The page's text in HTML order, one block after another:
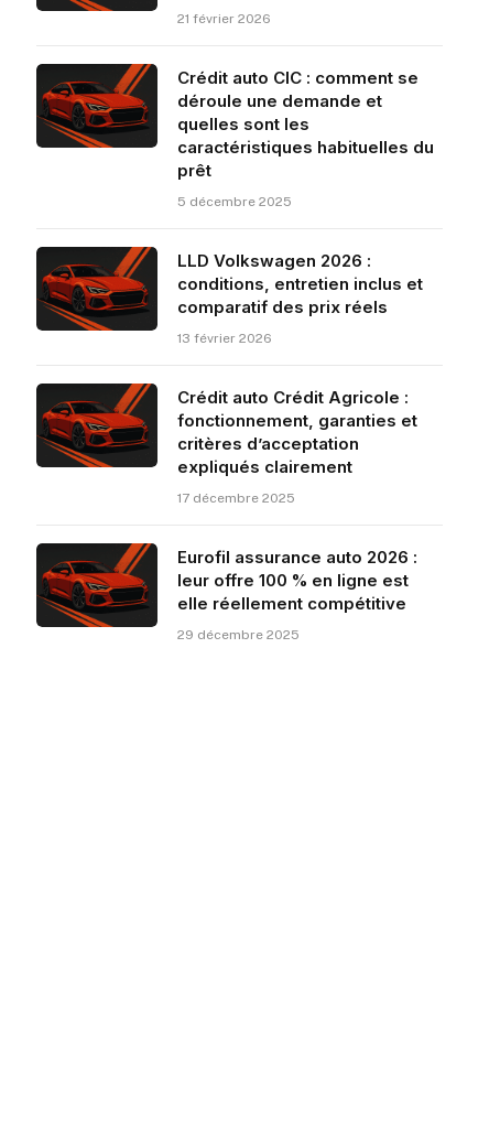
21 février 2026
Crédit auto CIC : comment se
déroule une demande et
quelles sont les
caractéristiques habituelles du
prêt
5 décembre 2025
LLD Volkswagen 2026 :
conditions, entretien inclus et
comparatif des prix réels
13 février 2026
Crédit auto Crédit Agricole :
fonctionnement, garanties et
critères d’acceptation
expliqués clairement
17 décembre 2025
Eurofil assurance auto 2026 :
leur offre 100 % en ligne est
elle réellement compétitive
29 décembre 2025